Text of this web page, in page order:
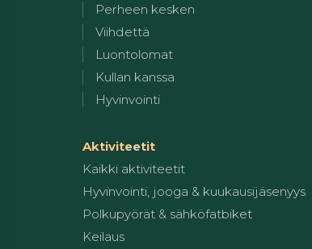
Perheen kesken
Viihdettä
Luontolomat
Kullan kanssa
Hyvinvointi
Aktiviteetit
Kaikki aktiviteetit
Hyvinvointi, jooga & kuukausijäsenyys
Polkupyörät & sähköfatbiket
Keilaus